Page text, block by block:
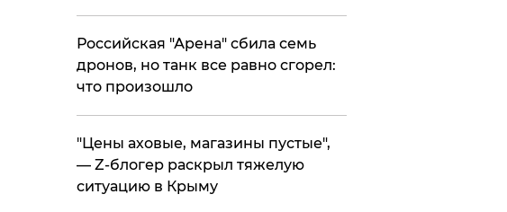
​Российская "Арена" сбила семь
дронов, но танк все равно сгорел:
что произошло
​"Цены аховые, магазины пустые",
— Z-блогер раскрыл тяжелую
ситуацию в Крыму